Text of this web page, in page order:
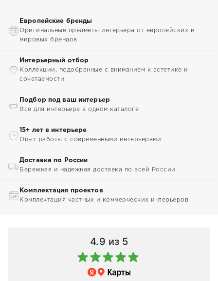
Европейские бренды
Оригинальные предметы интерьера от европейских и
мировых брендов
Интерьерный отбор
Коллекции, подобранные с вниманием к эстетике и
сочетаемости
Подбор под ваш интерьер
Всё для интерьера в одном каталоге
15+ лет в интерьере
Опыт работы с современными интерьерами
Доставка по России
Бережная и надежная доставка по всей России
Комплектация проектов
Комплектация частных и коммерческих интерьеров
4.9 из 5